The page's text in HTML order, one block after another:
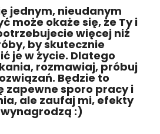
jednym, nieudanym
może okaże się, że Ty i
więcej niż
by skutecznie
je w życie. Dlatego
rozmawiaj, próbuj
Będzie to
zapewne sporo pracy i
ale zaufaj mi, efekty
:)